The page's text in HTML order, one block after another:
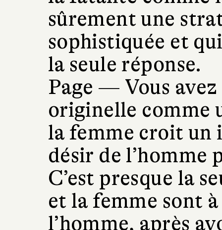
sûrement une
sophistiquée et
la seule réponse.
Page — Vous
originelle comme
la femme croit un
désir de l’homme
C’est presque la
et la femme sont
l’homme, après